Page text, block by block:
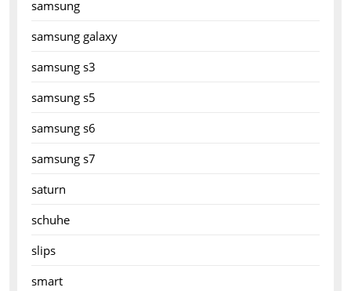
samsung
samsung galaxy
samsung s3
samsung s5
samsung s6
samsung s7
saturn
schuhe
slips
smart